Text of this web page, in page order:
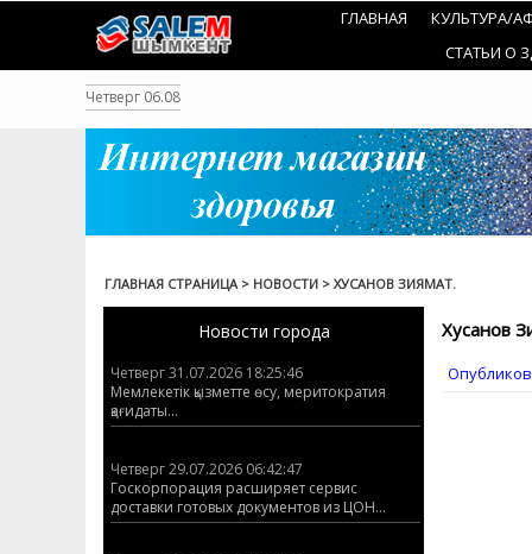
Перейти
содержанию
Четверг 06.08
ГЛАВНАЯ КУЛЬТУРА/
СТАТЬИ О
ГЛАВНАЯ СТРАНИЦА > НОВОСТИ > ХУСАНОВ ЗИЯМАТ.
Хусанов
Новости города
Четверг 31.07.2026 18:25:46
Мемлекетік қызметте өсу, меритократия
қағидаты...
Четверг 29.07.2026 06:42:47
Госкорпорация расширяет сервис
доставки готовых документов из ЦОН...